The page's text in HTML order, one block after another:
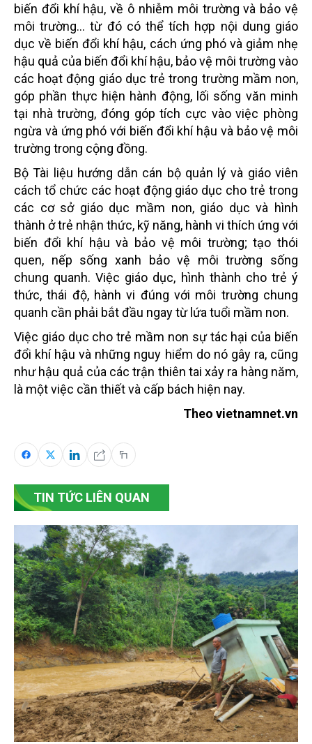
biến đổi khí hậu, về ô nhiễm môi trường và bảo vệ
môi trường... từ đó có thể tích hợp nội dung giáo
dục về biến đổi khí hậu, cách ứng phó và giảm nhẹ
hậu quả của biến đổi khí hậu, bảo vệ môi trường vào
các hoạt động giáo dục trẻ trong trường mầm non,
góp phần thực hiện hành động, lối sống văn minh
tại nhà trường, đóng góp tích cực vào việc phòng
ngừa và ứng phó với biến đổi khí hậu và bảo vệ môi
trường trong cộng đồng.
Bộ Tài liệu hướng dẫn cán bộ quản lý và giáo viên
cách tổ chức các hoạt động giáo dục cho trẻ trong
các cơ sở giáo dục mầm non, giáo dục và hình
thành ở trẻ nhận thức, kỹ năng, hành vi thích ứng với
biến đổi khí hậu và bảo vệ môi trường; tạo thói
quen, nếp sống xanh bảo vệ môi trường sống
chung quanh. Việc giáo dục, hình thành cho trẻ ý
thức, thái độ, hành vi đúng với môi trường chung
quanh cần phải bắt đầu ngay từ lứa tuổi mầm non.
Việc giáo dục cho trẻ mầm non sự tác hại của biến
đổi khí hậu và những nguy hiểm do nó gây ra, cũng
như hậu quả của các trận thiên tai xảy ra hàng năm,
là một việc cần thiết và cấp bách hiện nay.
Theo vietnamnet.vn
TIN TỨC LIÊN QUAN